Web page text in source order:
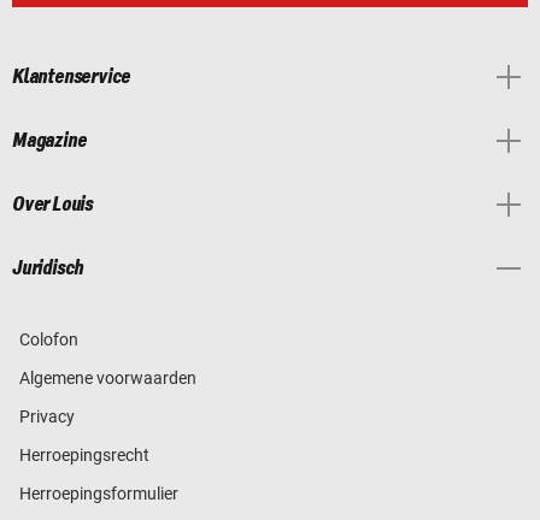
Klantenservice
Magazine
Over Louis
Juridisch
Colofon
Algemene voorwaarden
Privacy
Herroepingsrecht
Herroepingsformulier